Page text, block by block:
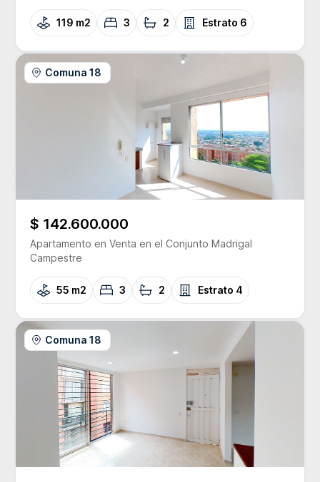
119 m2 3 2 Estrato 6
Comuna 18
$ 142.600.000
Apartamento en Venta en el Conjunto Madrigal
Campestre
55 m2 3 2 Estrato 4
Comuna 18